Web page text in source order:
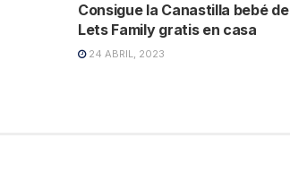
Consigue la Canastilla bebé de
Lets Family gratis en casa
24 ABRIL, 2023